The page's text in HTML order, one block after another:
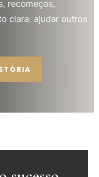
recomeços,
clara: ajudar outros